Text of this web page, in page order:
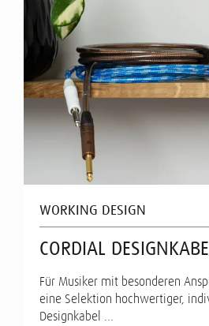
WORKING DESIGN
CORDIAL
Für Musiker mit besonderen
eine Selektion hochwertiger,
Designkabel ...